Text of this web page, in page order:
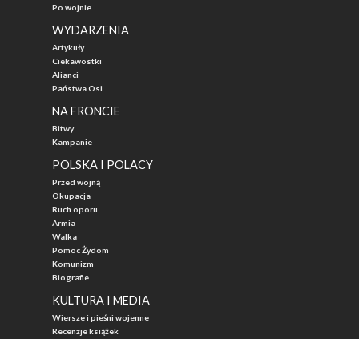
Po wojnie
WYDARZENIA
Artykuły
Ciekawostki
Alianci
Państwa Osi
NA FRONCIE
Bitwy
Kampanie
POLSKA I POLACY
Przed wojną
Okupacja
Ruch oporu
Armia
Walka
Pomoc Żydom
Komunizm
Biografie
KULTURA I MEDIA
Wiersze i pieśni wojenne
Recenzje książek